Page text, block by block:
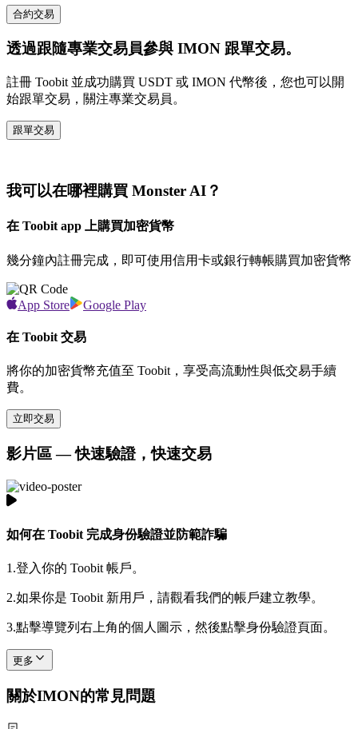
合約交易
透過跟隨專業交易員參與 IMON 跟單交易。
註冊 Toobit 並成功購買 USDT 或 IMON 代幣後，您也可以開
始跟單交易，關注專業交易員。
跟單交易
我可以在哪裡購買 Monster AI？
在 Toobit app 上購買加密貨幣
幾分鐘內註冊完成，即可使用信用卡或銀行轉帳購買加密貨幣
App Store Google Play
在 Toobit 交易
將你的加密貨幣充值至 Toobit，享受高流動性與低交易手續
費。
立即交易
影片區 — 快速驗證，快速交易
如何在 Toobit 完成身份驗證並防範詐騙
1.登入你的 Toobit 帳戶。
2.如果你是 Toobit 新用戶，請觀看我們的帳戶建立教學。
3.點擊導覽列右上角的個人圖示，然後點擊身份驗證頁面。
更多
關於IMON的常見問題